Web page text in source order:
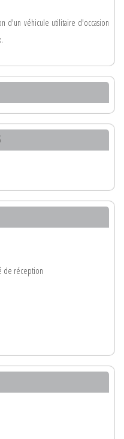
d'un véhicule utilitaire d'occasion
de réception